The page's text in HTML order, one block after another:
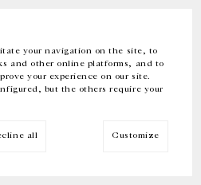
your navigation on the site, to
and other online platforms, and to
your experience on our site.
but the others require your
all Customize